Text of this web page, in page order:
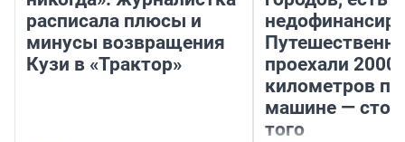
расписала плюсы и
минусы возвращения
Кузи в «Трактор»
проехали 2000
километров по
машине —
того